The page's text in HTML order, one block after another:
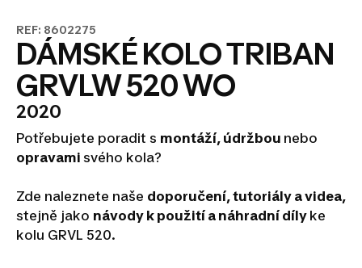
REF: 8602275
DÁMSKÉ KOLO TRIBAN
GRVLW 520 WO
2020
Potřebujete poradit s montáží, údržbou nebo
opravami svého kola?
Zde naleznete naše doporučení, tutoriály a videa,
stejně jako návody k použití a náhradní díly ke
kolu GRVL 520.